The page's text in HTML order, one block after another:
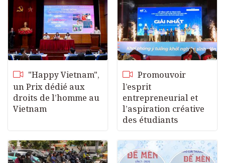
"Happy Vietnam",
un Prix dédié aux
droits de l’homme au
Vietnam
Promouvoir
l’esprit
entrepreneurial et
l’aspiration créative
des étudiants